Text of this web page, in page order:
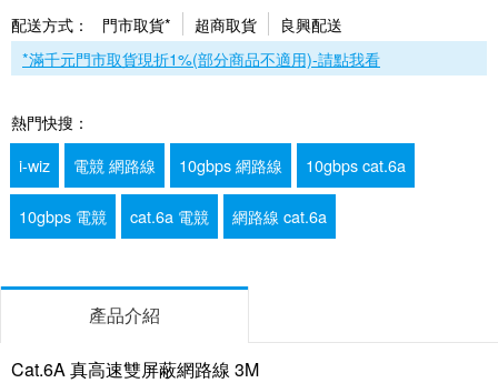
配送方式： 門市取貨* 超商取貨
良興配送
*滿千元門市取貨現折1%(部分商品不適用)-請點我看
熱門快搜：
i-wiz
電競 網路線 10gbps 網路線 10gbps cat.6a
10gbps 電競 cat.6a 電競 網路線 cat.6a
產品介紹
Cat.6A 真高速雙屏蔽網路線 3M